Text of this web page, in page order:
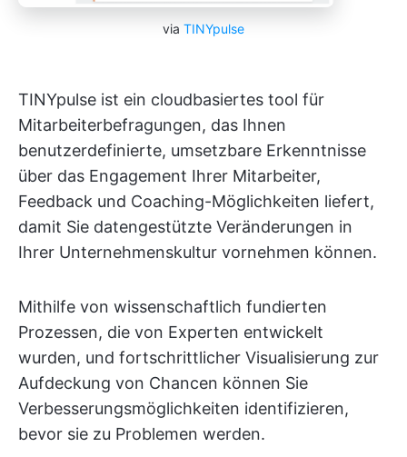
via TINYpulse
TINYpulse ist ein cloudbasiertes tool für
Mitarbeiterbefragungen, das Ihnen
benutzerdefinierte, umsetzbare Erkenntnisse
über das Engagement Ihrer Mitarbeiter,
Feedback und Coaching-Möglichkeiten liefert,
damit Sie datengestützte Veränderungen in
Ihrer Unternehmenskultur vornehmen können.
Mithilfe von wissenschaftlich fundierten
Prozessen, die von Experten entwickelt
wurden, und fortschrittlicher Visualisierung zur
Aufdeckung von Chancen können Sie
Verbesserungsmöglichkeiten identifizieren,
bevor sie zu Problemen werden.